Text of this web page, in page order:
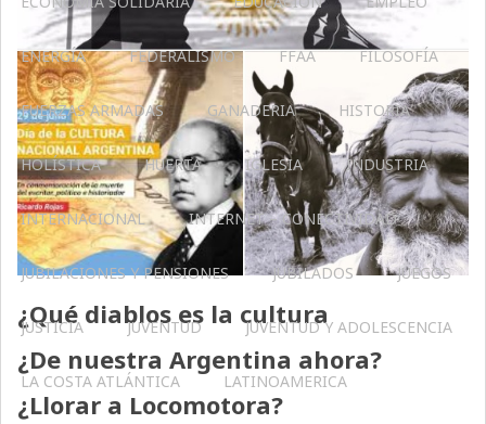
ENERGÍA FEDERALISMO FFAA FILOSOFÍA
FUERZAS ARMADAS GANADERIA HISTORIA
HOLÍSTICA HUERTA IGLESIA INDUSTRIA
INTERNACIONAL INTERNET – CONECTIVIDAD
JUBILACIONES Y PENSIONES JUBILADOS JUEGOS
JUSTICIA JUVENTUD JUVENTUD Y ADOLESCENCIA
LA COSTA ATLÁNTICA LATINOAMERICA
¿Qué diablos es la cultura
¿De nuestra Argentina ahora?
¿Llorar a Locomotora?